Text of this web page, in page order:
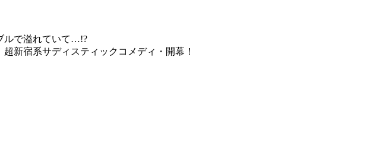
ルで溢れていて…!?
新宿系サディスティックコメディ・開幕！